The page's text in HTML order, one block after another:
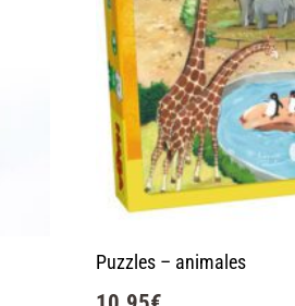
Puzzles – animales